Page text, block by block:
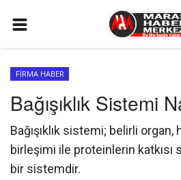
GÜNDEM
SİYASET
EKONOMİ
EĞİTİM
FİRMA HABER
Bağışıklık Sistemi
Bağışıklık sistemi; belirli organ,
birleşimi ile proteinlerin
bir sistemdir.